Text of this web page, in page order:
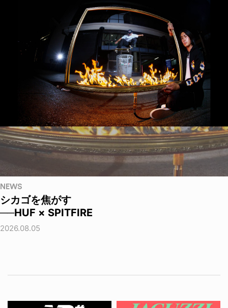
NEWS
シカゴを焦がす
──HUF × SPITFIRE
2026.08.05